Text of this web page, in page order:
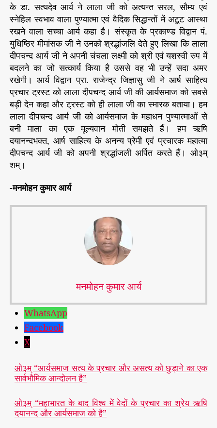
के डा. सत्यदेव आर्य ने लाला जी को अत्यन्त सरल, सौम्य एवं
स्नेहिल स्वभाव वाला पुण्यात्मा एवं वैदिक सिद्धान्तों में अटूट आस्था
रखने वाला सच्चा आर्य कहा है। संस्कृत के प्रकाण्ड विद्वान पं.
युधिष्ठिर मीमांसक जी ने उनको श्रद्धांजलि देते हुए लिखा कि लाला
दीपचन्द आर्य जी ने अपनी चंचला लक्ष्मी को श्री एवं यशस्वी रुप में
बदलने का जो सत्कार्य किया है उससे वह भी उन्हें सदा अमर
रखेगी। आर्य विद्वान प्रा. राजेन्द्र जिज्ञासु जी ने आर्ष साहित्य
प्रचार ट्रस्ट को लाला दीपचन्द आर्य जी की आर्यसमाज को सबसे
बड़ी देन कहा और ट्रस्ट को ही लाला जी का स्मारक बताया। हम
लाला दीपचन्द आर्य जी को आर्यसमाज के महाधन पुण्यात्माओं से
बनी माला का एक मूल्यवान मोती समझते हैं। हम ऋषि
दयानन्दभक्त, आर्ष साहित्य के अनन्य प्रेमी एवं प्रचारक महात्मा
दीपचन्द आर्य जी को अपनी श्रद्धांजली अर्पित करते हैं। ओ३म्
शम्।
-मनमोहन कुमार आर्य
मनमोहन कुमार आर्य
WhatsApp
Facebook
X
ओ३म् “आर्यसमाज सत्य के प्रचार और असत्य को छुड़ाने का एक
सार्वभौमिक आन्दोलन है”
ओ३म् “महाभारत के बाद विश्व में वेदों के प्रचार का श्रेय ऋषि
दयानन्द और आर्यसमाज को है”